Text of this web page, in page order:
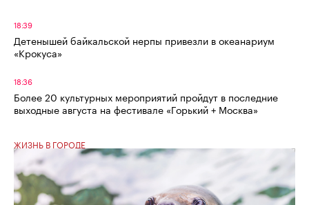
18:39
Детенышей байкальской нерпы привезли в океанариум
«Крокуса»
18:36
Более 20 культурных мероприятий пройдут в последние
выходные августа на фестивале «Горький + Москва»
ЖИЗНЬ В ГОРОДЕ